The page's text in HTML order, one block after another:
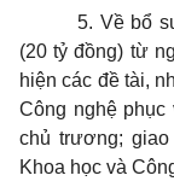
5. Về bổ
(20 tỷ đồng) từ
hiện các đề tài,
Công nghệ
chủ trương;
Khoa học và